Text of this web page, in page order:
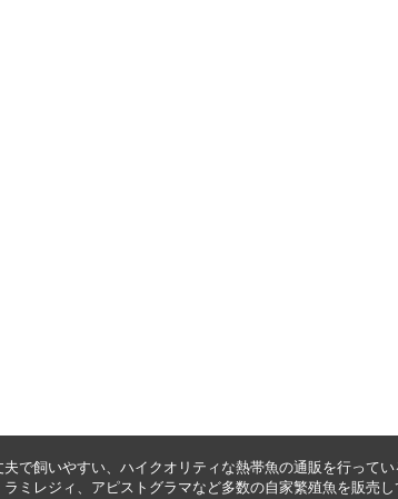
で飼いやすい、ハイクオリティな熱帯魚の通販 を行ってい
ラミレジィ 、 アピストグラマなど多数の自家繁殖魚を販売 し